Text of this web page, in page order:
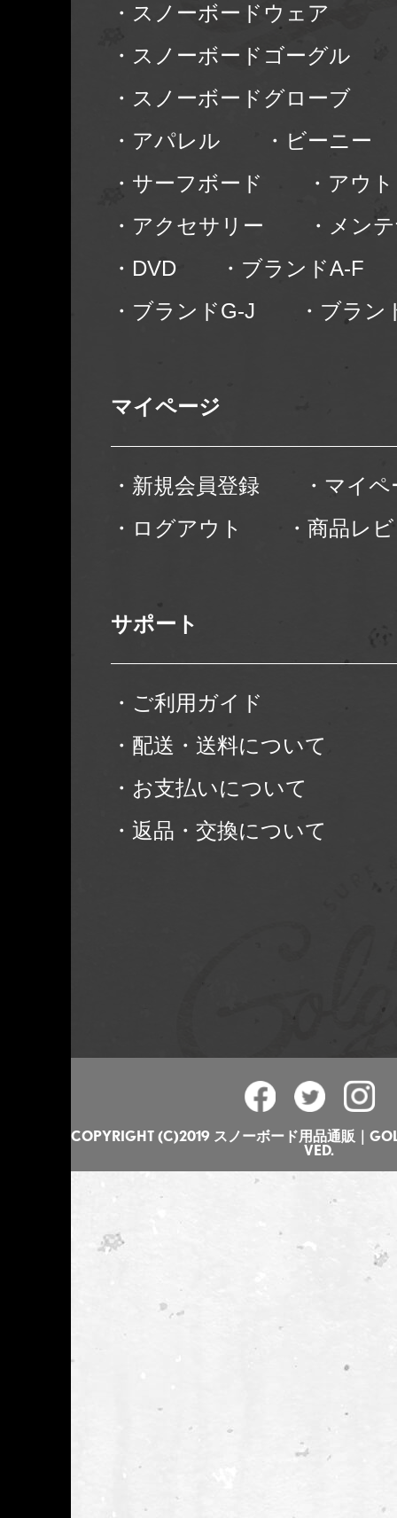
・スノーボードウェア
・スノーボードゴーグル
・スノーボードグローブ
・アパレル
・ビーニー
・サーフボード
・アウ
・アクセサリー
・メン
・DVD
・ブランドA-F
・ブランドG-J
・ブラン
マイページ
・新規会員登録
・マイ
・ログアウト
・商品レ
サポート
・ご利用ガイド
・配送・送料について
・お支払いについて
・返品・交換について
COPYRIGHT (C)2019 スノーボード用品通販｜
VED.